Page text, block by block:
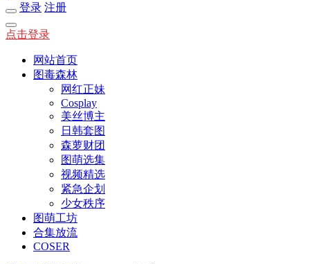
登录 注册
点击登录
网站首页
图毒森林
网红正妹
Cosplay
美丝博主
日韩套图
森萝财团
图萌选集
视频精选
紧急企划
少女秩序
图萌工坊
合集放流
COSER